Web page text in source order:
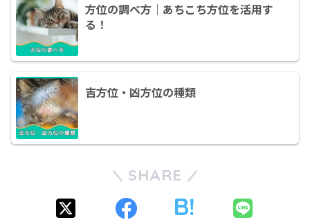
方位の調べ方｜あちこち方位を活用す
る！
吉方位・凶方位の種類
SHARE